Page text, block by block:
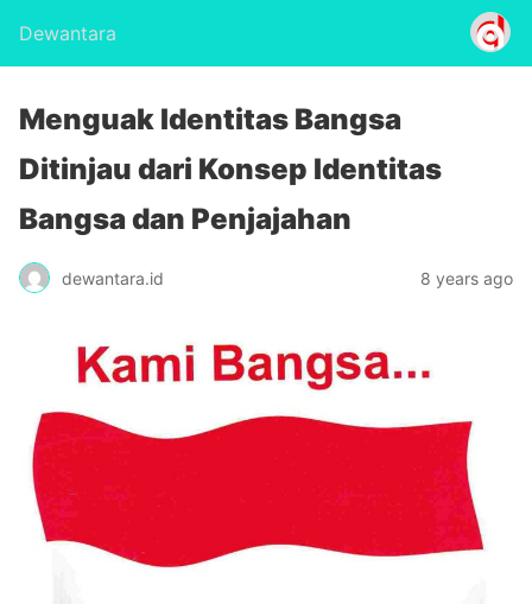
Dewantara
Menguak Identitas Bangsa
Ditinjau dari Konsep Identitas
Bangsa dan Penjajahan
dewantara.id 8 years ago